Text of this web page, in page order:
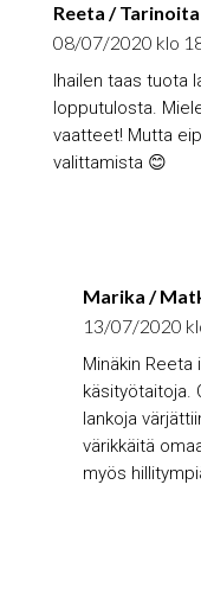
Reeta /
08/07/2020 klo
Ihailen taas tuota
lopputulosta.
vaatteet! Mutta
valittamista 😊
Marika /
13/07/2020
Minäkin Reeta
käsityötaitoja.
lankoja
värikkäitä
myös